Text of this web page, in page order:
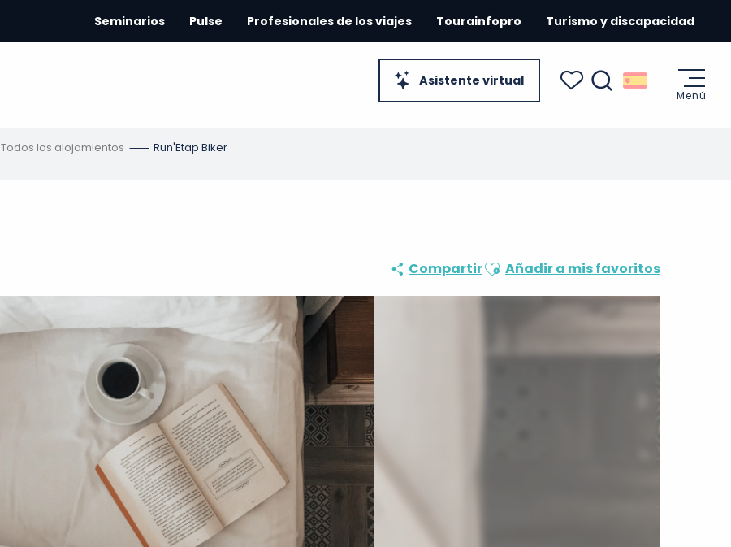
Asistente virtual
Seminarios Pulse Profesionales de los viajes Tourainfopro Turismo y discapacidad
Menú
Todos los alojamientos Run'Etap Biker
CompartirAjouter aux favoris
Añadir a mis favoritos